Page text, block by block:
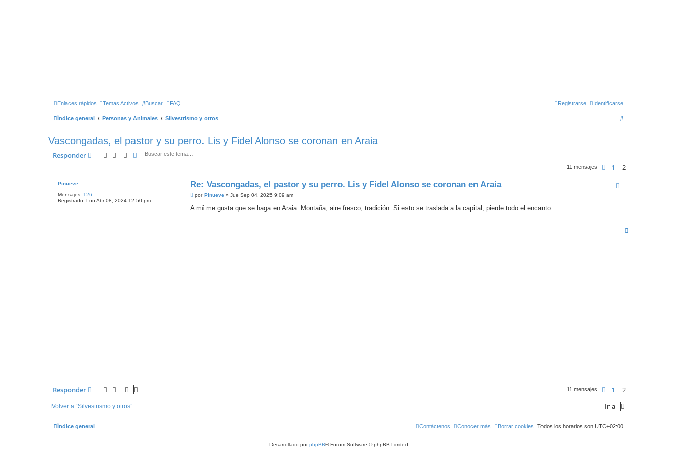
Enlaces rápidos Temas Activos Buscar FAQ Identificarse
Registrarse
Índice general Personas y Animales Silvestrismo y otros
B
a
Vascongadas, el pastor y su perro. Lis y Fidel Alonso se coronan en Araia
Responder BuscarBúsqueda Avanzada
11 mensajes Anterior
1 2
Pinueve
Mensajes: 126
Registrado: Lun Abr 08, 2024 12:50 pm
Re: Vascongadas, el pastor y su perro. Lis y Fidel Alonso se coronan en Araia
M
n
porPinueve »Jue Sep 04, 2025 9:09 am
A mí me gusta que se haga en Araia. Montaña, aire fresco, tradición. Si esto se traslada a la capital, pierde todo el encanto
Responder 11 mensajes Anterior
1 2
Volver a “Silvestrismo y otros” Ir a
Índice general Todos los horarios son UTC+02:00
Borrar cookies
Conocer más
Contáctenos
Desarrollado porphpBB® Forum Software © phpBB Limited